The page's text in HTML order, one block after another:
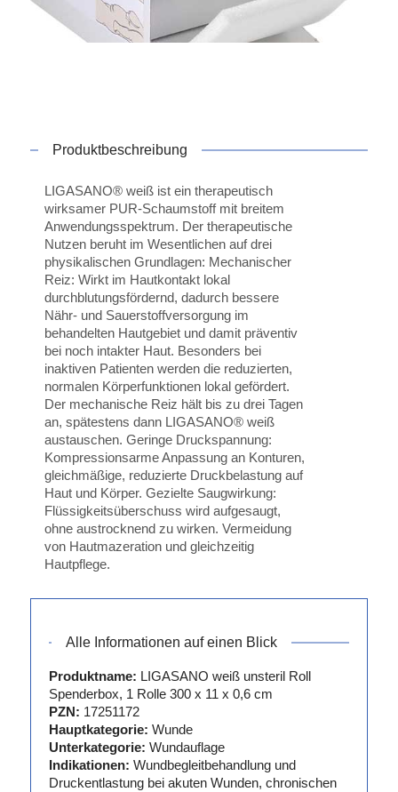
Produktbeschreibung
LIGASANO® weiß ist ein therapeutisch
wirksamer PUR-Schaumstoff mit breitem
Anwendungsspektrum. Der therapeutische
Nutzen beruht im Wesentlichen auf drei
physikalischen Grundlagen: Mechanischer
Reiz: Wirkt im Hautkontakt lokal
durchblutungsfördernd, dadurch bessere
Nähr- und Sauerstoffversorgung im
behandelten Hautgebiet und damit präventiv
bei noch intakter Haut. Besonders bei
inaktiven Patienten werden die reduzierten,
normalen Körperfunktionen lokal gefördert.
Der mechanische Reiz hält bis zu drei Tagen
an, spätestens dann LIGASANO® weiß
austauschen. Geringe Druckspannung:
Kompressionsarme Anpassung an Konturen,
gleichmäßige, reduzierte Druckbelastung auf
Haut und Körper. Gezielte Saugwirkung:
Flüssigkeitsüberschuss wird aufgesaugt,
ohne austrocknend zu wirken. Vermeidung
von Hautmazeration und gleichzeitig
Hautpflege.
Alle Informationen auf einen Blick
Produktname: LIGASANO weiß unsteril Roll
Spenderbox, 1 Rolle 300 x 11 x 0,6 cm
PZN: 17251172
Hauptkategorie: Wunde
Unterkategorie: Wundauflage
Indikationen: Wundbegleitbehandlung und
Druckentlastung bei akuten Wunden, chronischen